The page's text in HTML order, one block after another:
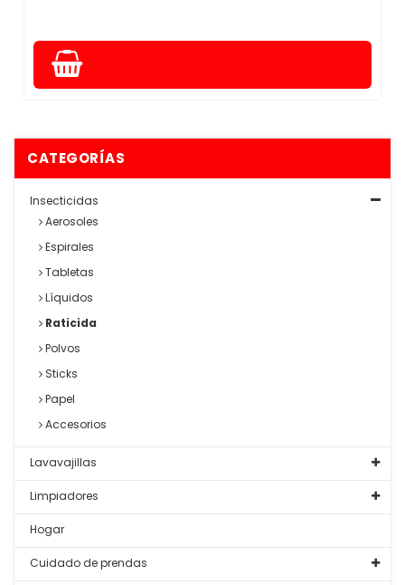
CATEGORÍAS
Insecticidas
Aerosoles
Espirales
Tabletas
Líquidos
Raticida
Polvos
Sticks
Papel
Accesorios
Lavavajillas
Limpiadores
Hogar
Cuidado de prendas